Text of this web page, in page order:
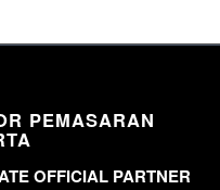
PEMASARAN
OFFICIAL PARTNER